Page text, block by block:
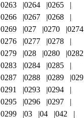
0263
0264
0265
0266
0267
0268
0269
027 0270
0274
0276
0277
0278
0279
028 0280
0282
0283
0284
0285
0287
0288 0289
029
0291
0293
0294
0295
0296
0297
0299
03 04
042